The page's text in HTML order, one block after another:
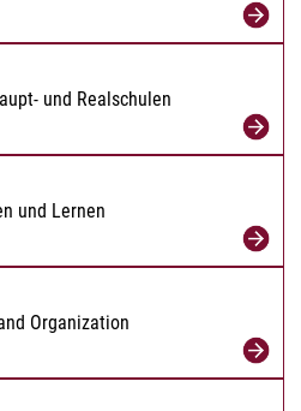
und Realschulen
und Lernen
Organization